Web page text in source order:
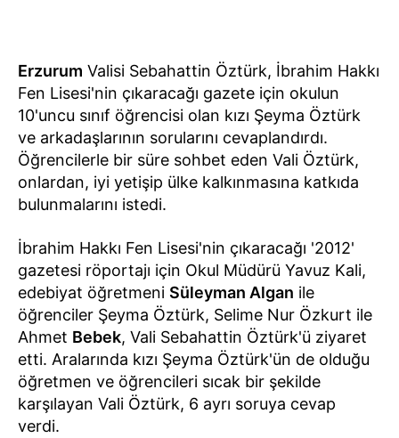
Erzurum Valisi Sebahattin Öztürk, İbrahim Hakkı
Fen Lisesi'nin çıkaracağı gazete için okulun
10'uncu sınıf öğrencisi olan kızı Şeyma Öztürk
ve arkadaşlarının sorularını cevaplandırdı.
Öğrencilerle bir süre sohbet eden Vali Öztürk,
onlardan, iyi yetişip ülke kalkınmasına katkıda
bulunmalarını istedi.
İbrahim Hakkı Fen Lisesi'nin çıkaracağı '2012'
gazetesi röportajı için Okul Müdürü Yavuz Kali,
edebiyat öğretmeni Süleyman Algan ile
öğrenciler Şeyma Öztürk, Selime Nur Özkurt ile
Ahmet Bebek, Vali Sebahattin Öztürk'ü ziyaret
etti. Aralarında kızı Şeyma Öztürk'ün de olduğu
öğretmen ve öğrencileri sıcak bir şekilde
karşılayan Vali Öztürk, 6 ayrı soruya cevap
verdi.